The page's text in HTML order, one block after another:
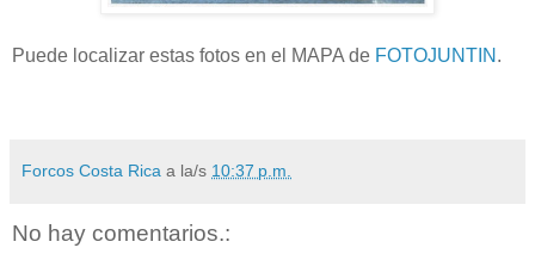
Puede localizar estas fotos en el MAPA de FOTOJUNTIN .
Forcos Costa Rica a la/s 10:37 p.m.
No hay comentarios.: